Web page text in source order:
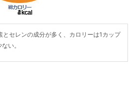
セレンの成分が多く、カロリーは1カップ
い。